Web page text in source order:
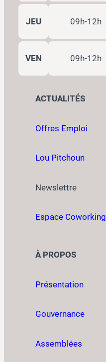
JEU 09h-12h
VEN 09h-12h
ACTUALITÉS
Offres Emploi
Lou Pitchoun
Newslettre
Espace Coworking
À PROPOS
Présentation
Gouvernance
Assemblées